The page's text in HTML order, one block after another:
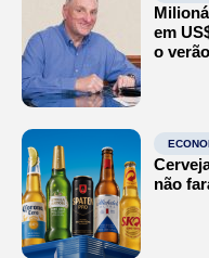
em
o
não